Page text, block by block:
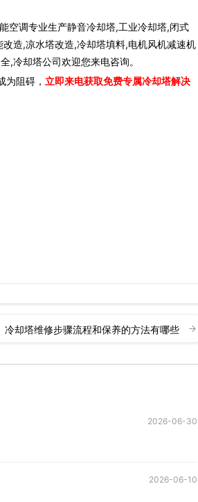
空调专业生产静音冷却塔,工业冷却塔,闭式
造,凉水塔改造,冷却塔填料,电机风机减速机
,冷却塔公司欢迎您来电咨询。
阻碍， 立即来电获取免费专属冷却塔解决
冷却塔维修步骤流程和保养的方法有哪些
2026-06-30
2026-06-10